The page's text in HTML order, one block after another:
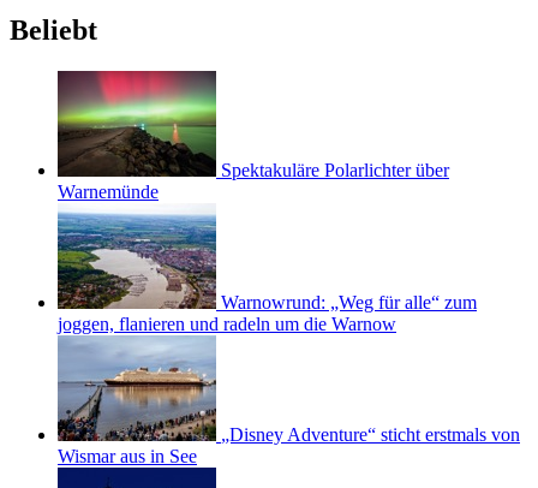
Beliebt
Spektakuläre Polarlichter über
Warnemünde
Warnowrund: „Weg für alle“ zum
joggen, flanieren und radeln um die Warnow
„Disney Adventure“ sticht erstmals von
Wismar aus in See